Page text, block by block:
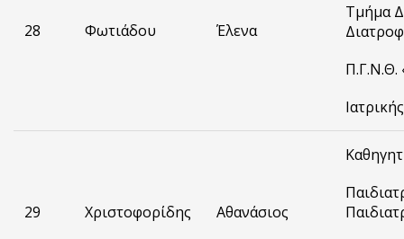
28 Φωτιάδου Έλενα
Τμήμα
Π.Γ.Ν.Θ.
29 Χριστοφορίδης Αθανάσιος